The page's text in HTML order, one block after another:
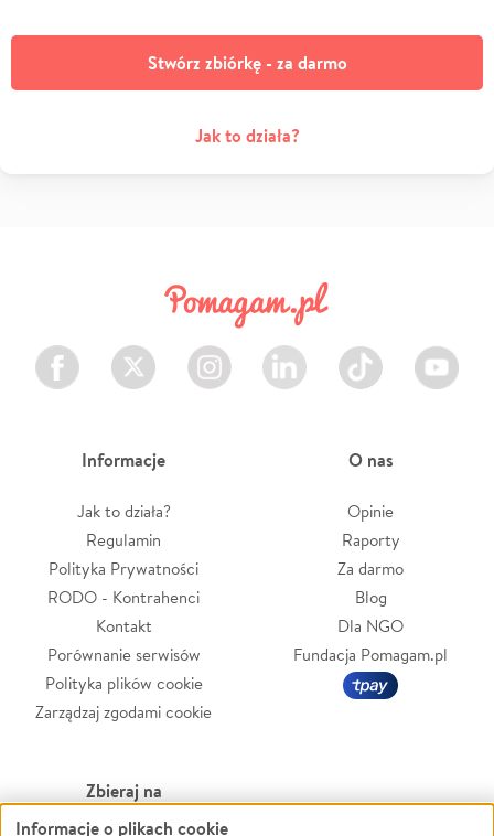
Stwórz zbiórkę - za darmo
Jak to działa?
Facebook Twitter Instagram LinkedIn TikTok Youtube
Informacje
Jak to działa?
Regulamin
Polityka Prywatności
RODO - Kontrahenci
Kontakt
Porównanie serwisów
Polityka plików cookie
Zarządzaj zgodami cookie
O nas
Opinie
Raporty
Za darmo
Blog
Dla NGO
Fundacja Pomagam.pl
Zbieraj na
Informacje o plikach cookie